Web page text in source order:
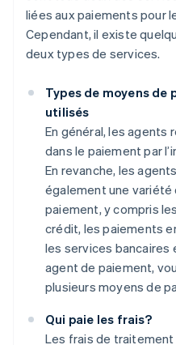
liées aux paiements pour
Cependant, il existe
deux types de services.
Types de moyens
utilisés
En général, les
dans le paiement par
En revanche, les
également une variété
paiement, y compris
crédit, les paiements
les services bancaires
agent de paiement,
plusieurs moyens de
Qui paie les frais?
Les frais de